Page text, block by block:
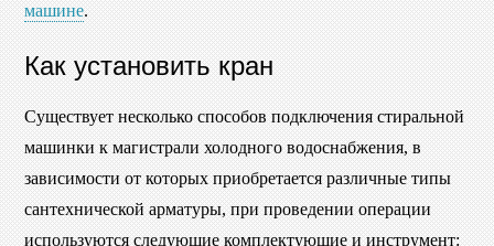
машине.
Как установить кран
Существует несколько способов подключения стиральной
машинки к магистрали холодного водоснабжения, в
зависимости от которых приобретается различные типы
сантехнической арматуры, при проведении операции
используются следующие комплектующие и инструмент: